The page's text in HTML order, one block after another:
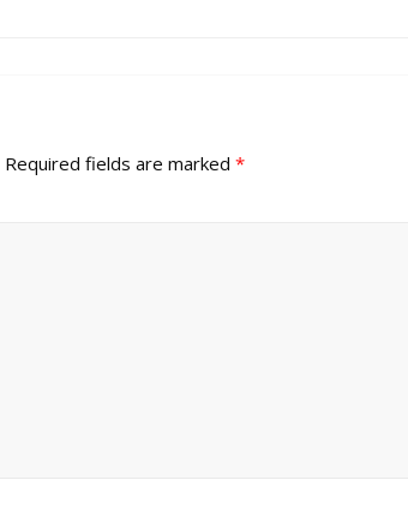
Required fields are marked *